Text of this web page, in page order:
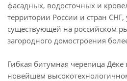
фасадных, водосточных и
территории России и стран
существующей на российском
загородного домостроения
Гибкая битумная черепица Дёке
новейшем